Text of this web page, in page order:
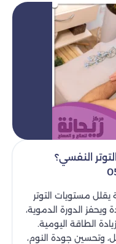
النفسي؟
يقلل مستويات التوتر
ويحفز الدورة الدموية،
الطاقة اليومية.
وتحسين جودة النوم،